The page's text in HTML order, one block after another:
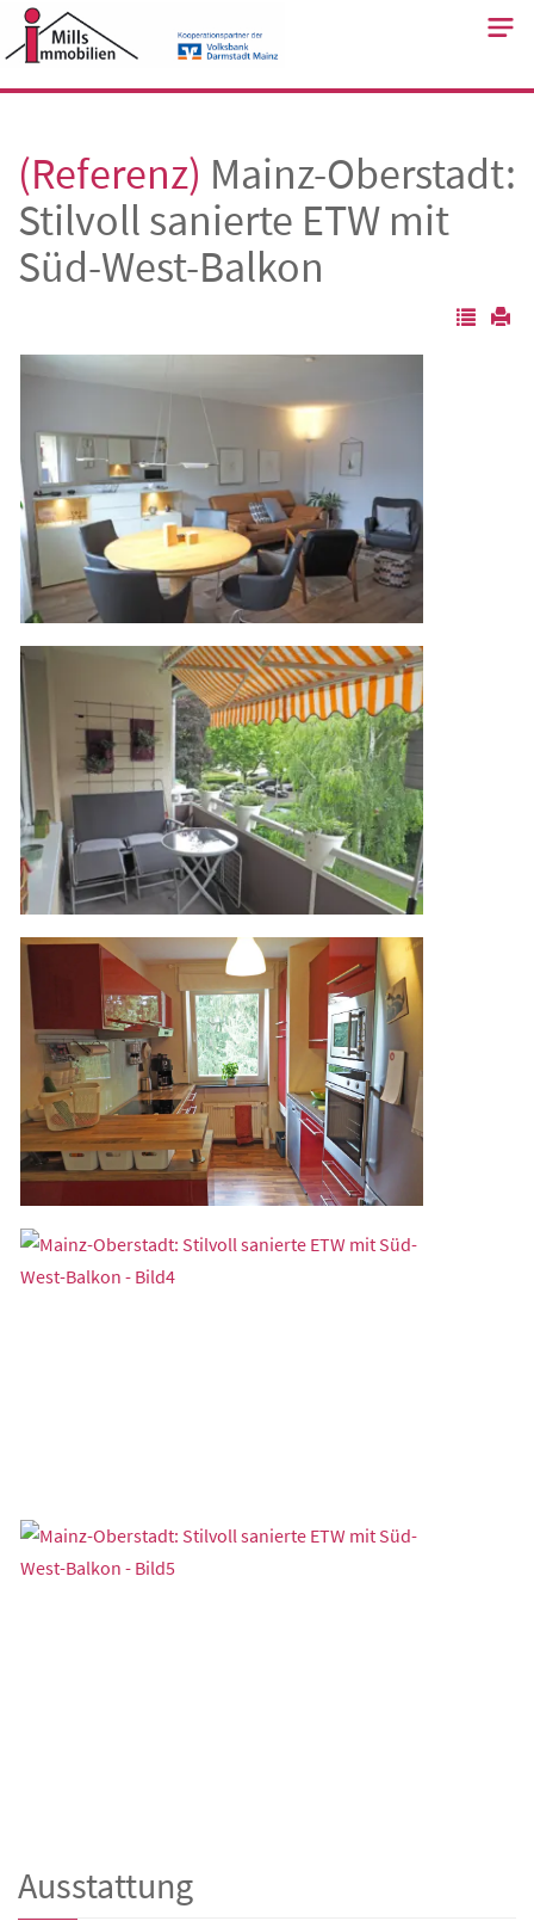
Skip
to
(Referenz) Mainz-Oberstadt:
Stilvoll sanierte ETW mit
Süd-West-Balkon
Ausstattung